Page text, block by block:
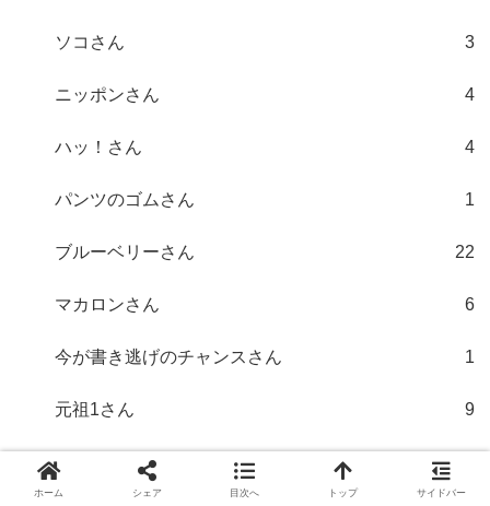
ソコさん 3
ニッポンさん 4
ハッ！さん 4
パンツのゴムさん 1
ブルーベリーさん 22
マカロンさん 6
今が書き逃げのチャンスさん 1
元祖1さん 9
携帯さん
ホーム シェア 目次へ トップ サイドバー